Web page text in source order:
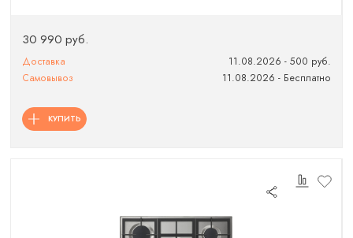
30 990 руб.
Доставка
11.08.2026 - 500 руб.
Самовывоз
11.08.2026 - Бесплатно
КУПИТЬ